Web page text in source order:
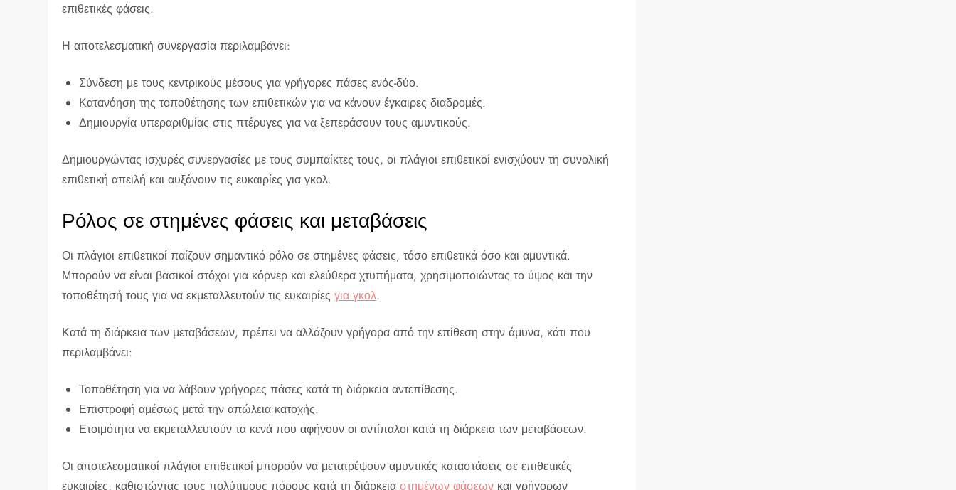
επιθετικές φάσεις.
Η αποτελεσματική συνεργασία περιλαμβάνει:
Σύνδεση με τους κεντρικούς μέσους για γρήγορες πάσες ενός-δύο.
Κατανόηση της τοποθέτησης των επιθετικών για να κάνουν έγκαιρες διαδρομές.
Δημιουργία υπεραριθμίας στις πτέρυγες για να ξεπεράσουν τους αμυντικούς.
Δημιουργώντας ισχυρές συνεργασίες με τους συμπαίκτες τους, οι πλάγιοι επιθετικοί ενισχύουν τη συνολική
επιθετική απειλή και αυξάνουν τις ευκαιρίες για γκολ.
Ρόλος σε στημένες φάσεις και μεταβάσεις
Οι πλάγιοι επιθετικοί παίζουν σημαντικό ρόλο σε στημένες φάσεις, τόσο επιθετικά όσο και αμυντικά.
Μπορούν να είναι βασικοί στόχοι για κόρνερ και ελεύθερα χτυπήματα, χρησιμοποιώντας το ύψος και την
τοποθέτησή τους για να εκμεταλλευτούν τις ευκαιρίεςγια γκολ.
Κατά τη διάρκεια των μεταβάσεων, πρέπει να αλλάζουν γρήγορα από την επίθεση στην άμυνα, κάτι που
περιλαμβάνει:
Τοποθέτηση για να λάβουν γρήγορες πάσες κατά τη διάρκεια αντεπίθεσης.
Επιστροφή αμέσως μετά την απώλεια κατοχής.
Ετοιμότητα να εκμεταλλευτούν τα κενά που αφήνουν οι αντίπαλοι κατά τη διάρκεια των μεταβάσεων.
Οι αποτελεσματικοί πλάγιοι επιθετικοί μπορούν να μετατρέψουν αμυντικές καταστάσεις σε επιθετικές
ευκαιρίες, καθιστώντας τους πολύτιμους πόρους κατά τη διάρκειαστημένων φάσεων και γρήγορων